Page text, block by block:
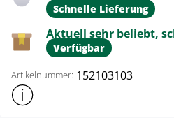
Schnelle Lieferung
Aktuell sehr beliebt,
Verfügbar
Artikelnummer: 152103103
Weitere Produktinformationen